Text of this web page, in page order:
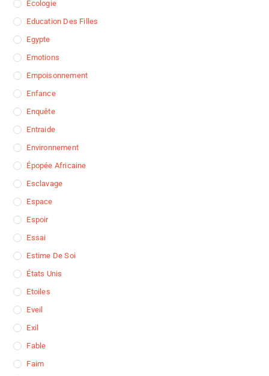
Ecologie
Education Des Filles
Egypte
Emotions
Empoisonnement
Enfance
Enquête
Entraide
Environnement
Épopée Africaine
Esclavage
Espace
Espoir
Essai
Estime De Soi
États Unis
Etoiles
Eveil
Exil
Fable
Faim